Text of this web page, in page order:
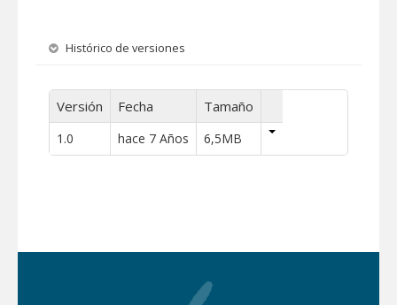
Histórico de versiones
Versión Fecha Tamaño
1.0 hace 7 Años 6,5MB